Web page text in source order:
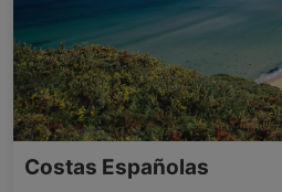
Costas Españolas